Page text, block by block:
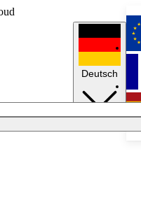
Deutsch